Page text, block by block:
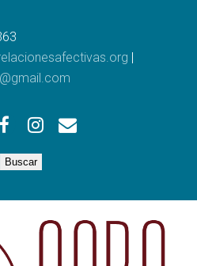
|
Buscar